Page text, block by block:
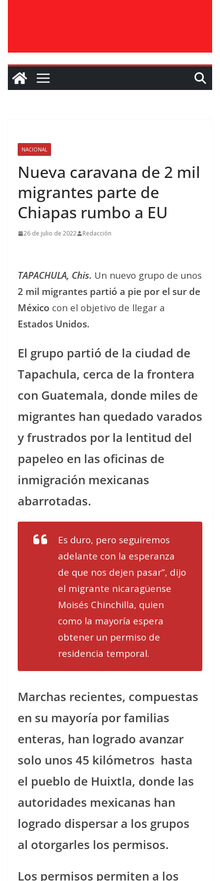
NACIONAL
Nueva caravana de 2 mil
migrantes parte de
Chiapas rumbo a EU
26 de julio de 2022 Redacción
TAPACHULA, Chis. Un nuevo grupo de unos
2 mil migrantes partió a pie por el sur de
México con el objetivo de llegar a
Estados Unidos.
El grupo partió de la ciudad de
Tapachula, cerca de la frontera
con Guatemala, donde miles de
migrantes han quedado varados
y frustrados por la lentitud del
papeleo en las oficinas de
inmigración mexicanas
abarrotadas.
Es duro, pero seguiremos
adelante con la esperanza
de que nos dejen pasar”, dijo
el migrante nicaragüense
Moisés Chinchilla, quien
como la mayoría espera
obtener un permiso de
residencia temporal.
Marchas recientes, compuestas
en su mayoría por familias
enteras, han logrado avanzar
solo unos 45 kilómetros hasta
el pueblo de Huixtla, donde las
autoridades mexicanas han
logrado dispersar a los grupos
al otorgarles los permisos.
Los permisos permiten a los